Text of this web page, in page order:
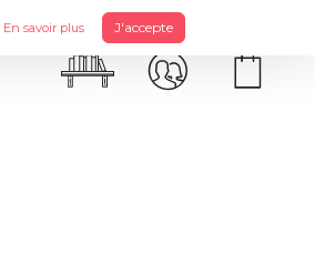
En savoir plus J'accepte